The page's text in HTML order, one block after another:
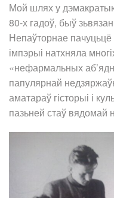
Мой шлях у
80-х гадоў, быў
Непаўторнае
імпэрыі натхняла
«нефармальных
папулярнай
аматараў гісторыі і
пазьней стаў вядомай